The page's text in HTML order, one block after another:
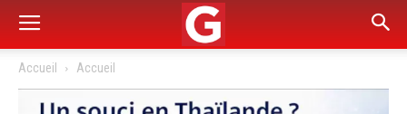
Accueil Accueil